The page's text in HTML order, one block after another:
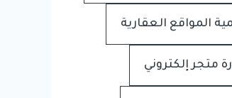
المواقع العقارية
متجر إلكتروني